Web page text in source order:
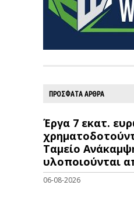
ΠΡΟΣΦΑΤΑ ΑΡΘΡΑ
Έργα 7 εκατ.
Ταμείο
υλοποιούνται
06-08-2026